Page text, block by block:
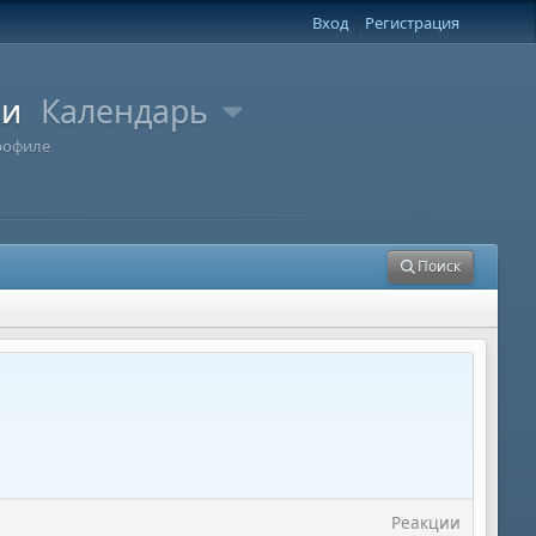
Вход Регистрация
Календарь
Поиск
Реакции